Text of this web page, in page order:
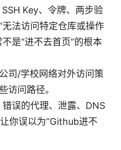
Key、令牌、两步验
法访问特定仓库或操作
是“进不去首页”的根本
司/学校网络对外访问策
访问路径。
误的代理、泄露、DNS
你误以为“Github进不